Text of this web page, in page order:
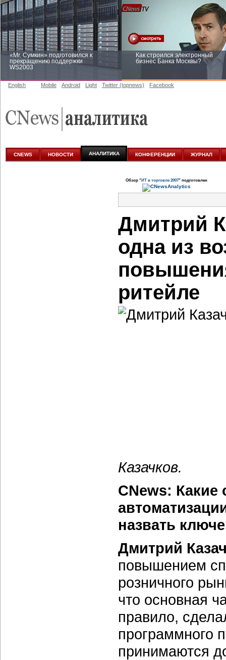
«Mr. Сумкин» подготовился к
прекращению поддержки
WS2003
Как строился электронный
бизнес Банка Москвы?
аналитике
English Mobile Android Light Twitter (topnews) Facebook
CNEWS НОВОСТИ АНАЛИТИКА КОНФЕРЕНЦИИ ЖУРНАЛ
Обзор "ИТ в торговле 2007" подготовлен
Дмитрий
одна из
ритейле
Казачков.
CNews:
назвать
Дмитрий
повышением
розничного
что основная
правило,
программного
принимаются